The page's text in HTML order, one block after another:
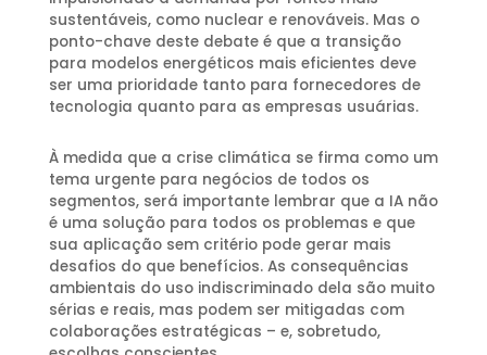
sustentáveis, como nuclear e renováveis. Mas o
ponto-chave deste debate é que a transição
para modelos energéticos mais eficientes deve
ser uma prioridade tanto para fornecedores de
tecnologia quanto para as empresas usuárias.
À medida que a crise climática se firma como um
tema urgente para negócios de todos os
segmentos, será importante lembrar que a IA não
é uma solução para todos os problemas e que
sua aplicação sem critério pode gerar mais
desafios do que benefícios. As consequências
ambientais do uso indiscriminado dela são muito
sérias e reais, mas podem ser mitigadas com
colaborações estratégicas – e, sobretudo,